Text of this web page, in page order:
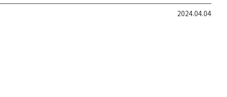
2024.04.04